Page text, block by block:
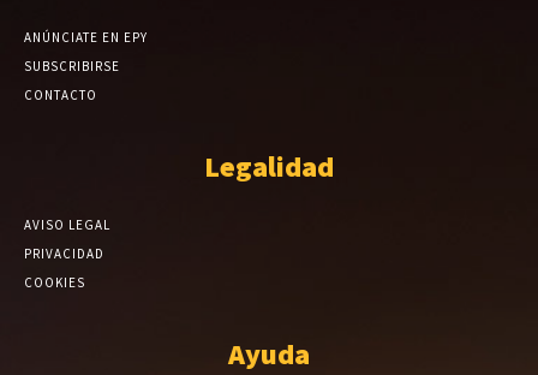
ANÚNCIATE EN EPY
SUBSCRIBIRSE
CONTACTO
Legalidad
AVISO LEGAL
PRIVACIDAD
COOKIES
Ayuda